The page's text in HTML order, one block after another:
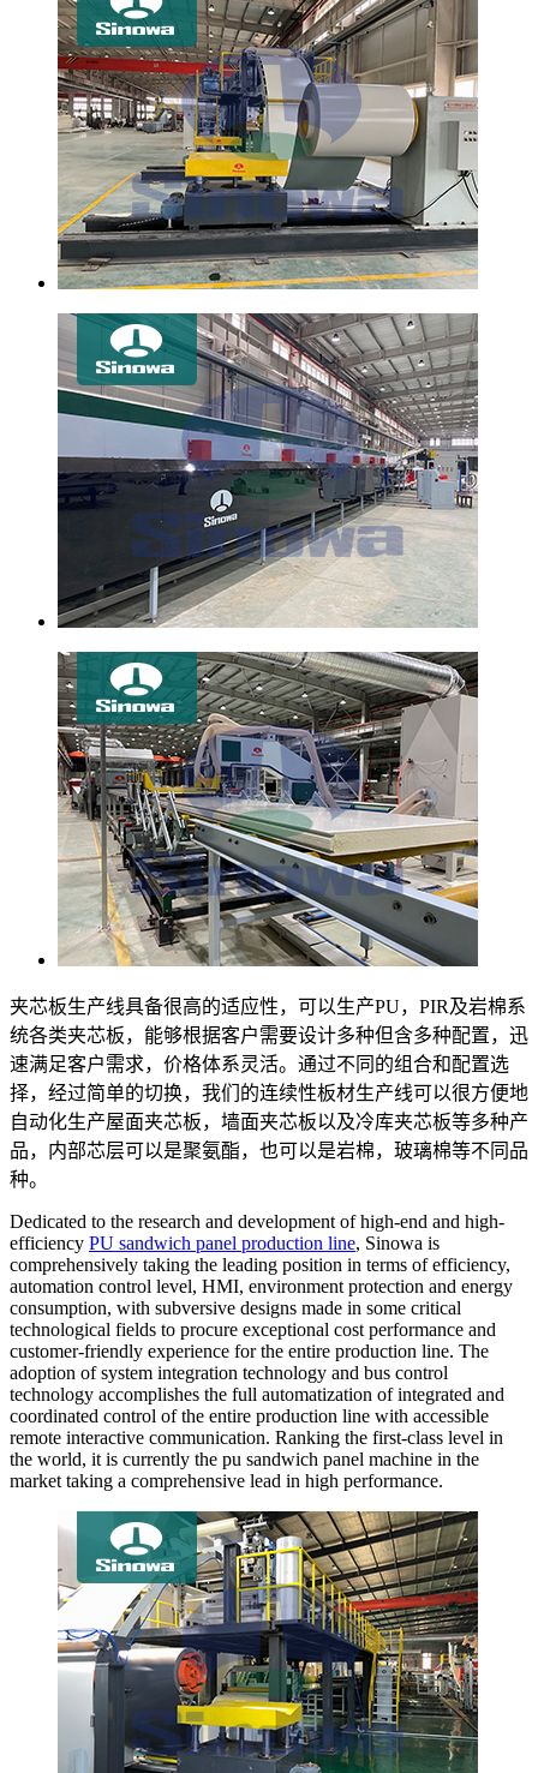
夹芯板生产线具备很高的适应性，可以生产PU，PIR及岩棉系
统各类夹芯板，能够根据客户需要设计多种但含多种配置，迅
速满足客户需求，价格体系灵活。通过不同的组合和配置选
择，经过简单的切换，我们的连续性板材生产线可以很方便地
自动化生产屋面夹芯板，墙面夹芯板以及冷库夹芯板等多种产
品，内部芯层可以是聚氨酯，也可以是岩棉，玻璃棉等不同品
种。
Dedicated to the research and development of high-end and high-
efficiency PU sandwich panel production line, Sinowa is
comprehensively taking the leading position in terms of efficiency,
automation control level, HMI, environment protection and energy
consumption, with subversive designs made in some critical
technological fields to procure exceptional cost performance and
customer-friendly experience for the entire production line. The
adoption of system integration technology and bus control
technology accomplishes the full automatization of integrated and
coordinated control of the entire production line with accessible
remote interactive communication. Ranking the first-class level in
the world, it is currently the pu sandwich panel machine in the
market taking a comprehensive lead in high performance.